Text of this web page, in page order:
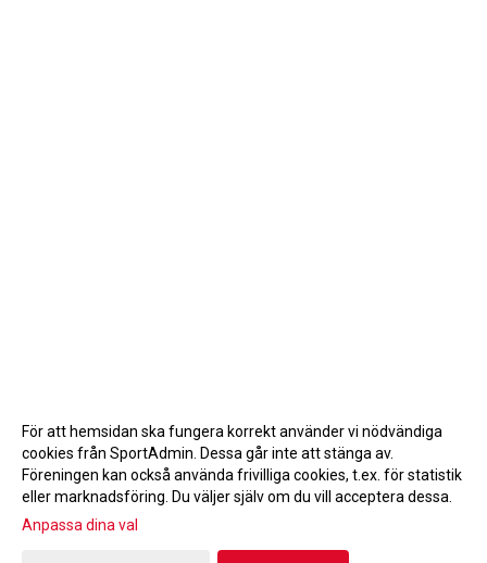
Gå till Webbversion
För att hemsidan ska fungera korrekt använder vi nödvändiga
cookies från SportAdmin. Dessa går inte att stänga av.
Föreningen kan också använda frivilliga cookies, t.ex. för statistik
eller marknadsföring. Du väljer själv om du vill acceptera dessa.
Anpassa dina val